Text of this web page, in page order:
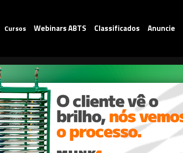
Cursos Webinars ABTS Classificados Anuncie